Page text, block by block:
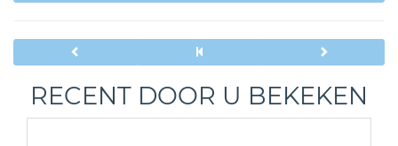
RECENT DOOR U BEKEKEN